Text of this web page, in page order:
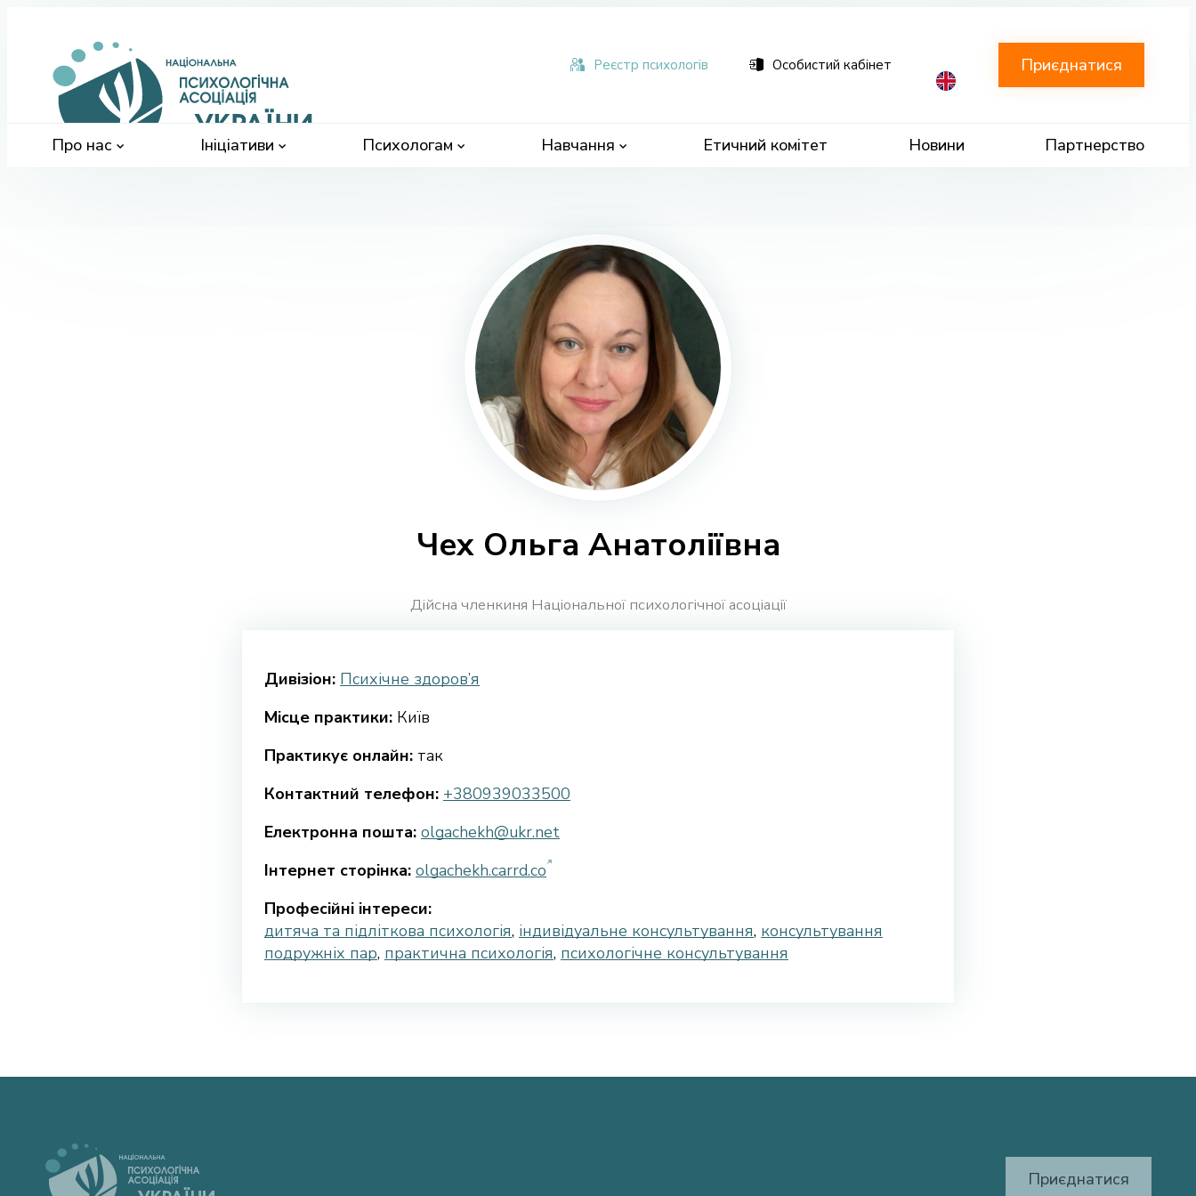
Про нас
Ініціативи Психологам Навчання Етичний комітет Новини Партнерство
Реєстр психологів Особистий кабінет Приєднатися
Чех Ольга Анатоліївна
Дійсна членкиня Національної психологічної асоціації
Дивізіон: Психічне здоров’я
Місце практики: Київ
Практикує онлайн: так
Контактний телефон: +380939033500
Електронна пошта: olgachekh@ukr.net
Інтернет сторінка: olgachekh.carrd.co
Професійні інтереси:
дитяча та підліткова психологія, індивідуальне консультування, консультування
подружніх пар, практична психологія, психологічне консультування
Приєднатися